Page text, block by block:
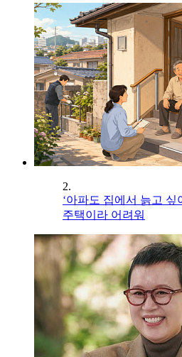
2.
‘아파도 집에서 늙고
주택이라 어려워